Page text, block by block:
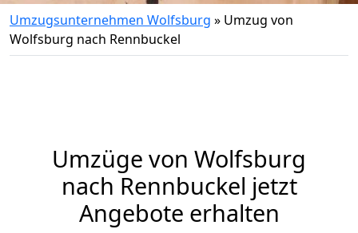
Umzugsunternehmen Wolfsburg » Umzug von
Wolfsburg nach Rennbuckel
Umzüge von Wolfsburg
nach Rennbuckel jetzt
Angebote erhalten